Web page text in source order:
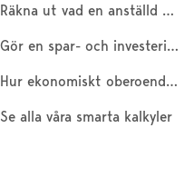
Räkna ut vad en anställd kostar
Gör en spar- och investeringskalkyl
Hur ekonomiskt oberoende är du?
Se alla våra smarta kalkyler